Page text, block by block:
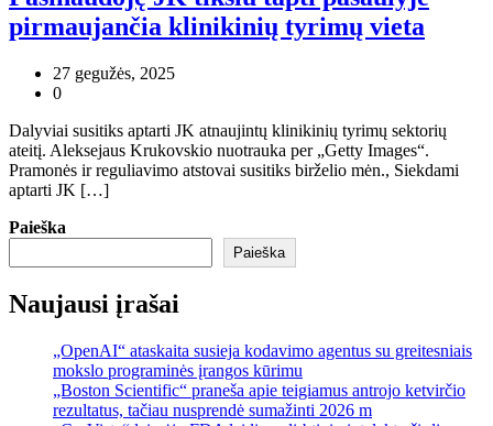
pirmaujančia klinikinių tyrimų vieta
27 gegužės, 2025
0
Dalyviai susitiks aptarti JK atnaujintų klinikinių tyrimų sektorių
ateitį. Aleksejaus Krukovskio nuotrauka per „Getty Images“.
Pramonės ir reguliavimo atstovai susitiks birželio mėn., Siekdami
aptarti JK […]
Paieška
Paieška
Naujausi įrašai
„OpenAI“ ataskaita susieja kodavimo agentus su greitesniais
mokslo programinės įrangos kūrimu
„Boston Scientific“ praneša apie teigiamus antrojo ketvirčio
rezultatus, tačiau nusprendė sumažinti 2026 m